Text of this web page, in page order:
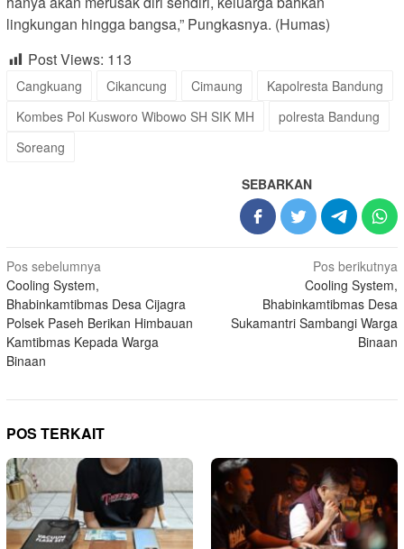
lingkungan hingga bangsa,” Pungkasnya. (Humas)
Post Views: 113
Cangkuang Cikancung Cimaung
Kapolresta Bandung
Kombes Pol Kusworo Wibowo SH SIK MH
polresta Bandung
Soreang
SEBARKAN
Navigasi
pos
Pos sebelumnya
Cooling System,
Bhabinkamtibmas Desa Cijagra
Polsek Paseh Berikan Himbauan
Kamtibmas Kepada Warga
Binaan
Pos berikutnya
Cooling System,
Bhabinkamtibmas Desa
Sukamantri Sambangi Warga
Binaan
POS TERKAIT